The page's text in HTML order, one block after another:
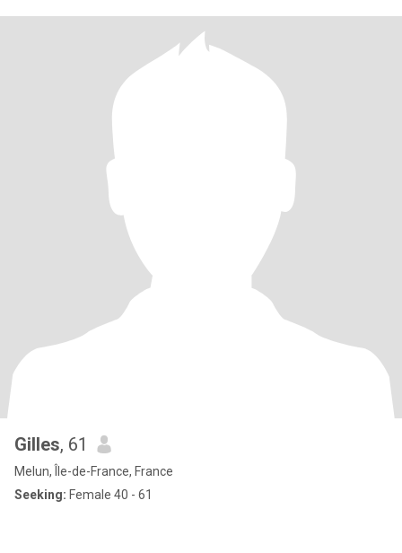
Gilles, 61
Melun, Île-de-France, France
Seeking: Female 40 - 61